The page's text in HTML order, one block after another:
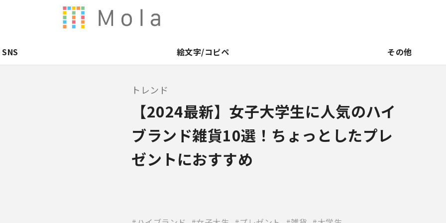
SNS 絵文字/コピペ その他
トレンド
【2024最新】女子大学生に人気のハイ
ブランド雑貨10選！ちょっとしたプレ
ゼントにおすすめ